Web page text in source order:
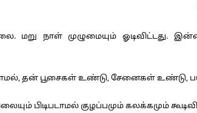
நாள் முழுமையும் ஓடிவிட்டது.
தன் பூசைகள் உண்டு, சேனைகள் உண்டு,
பிடிபடாமல் குழப்பமும் கலக்கமும்